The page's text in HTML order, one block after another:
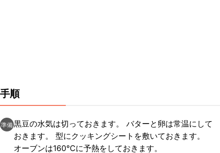
手順
準備黒豆の水気は切っておきます。 バターと卵は常温にして
おきます。 型にクッキングシートを敷いておきます。
オーブンは160℃に予熱をしておきます。